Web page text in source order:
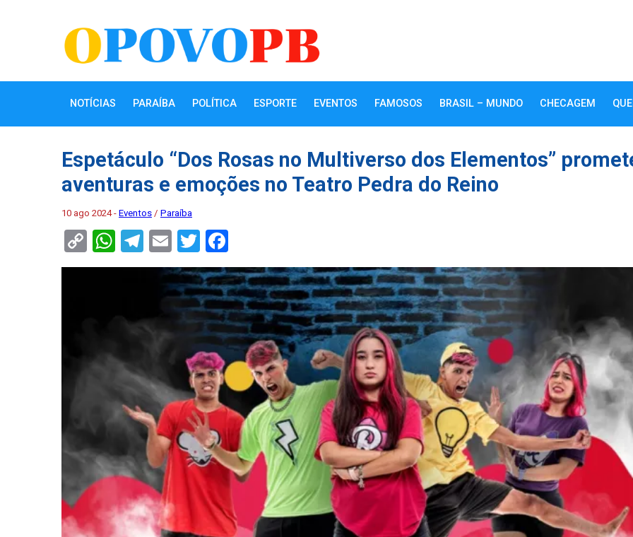
NOTÍCIAS PARAÍBA POLÍTICA ESPORTE EVENTOS FAMOSOS BRASIL – MUNDO CHECAGEM
Espetáculo “Dos Rosas no Multiverso dos Elementos”
aventuras e emoções no Teatro Pedra do Reino
10 ago 2024 - Eventos / Paraíba
Copy
Link
WhatsApp
Telegram
EmailTwitter